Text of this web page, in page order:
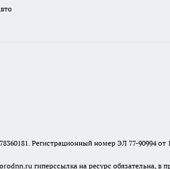
Регистрационный номер ЭЛ 77-90994 от
гиперссылка на ресурс обязательна, в